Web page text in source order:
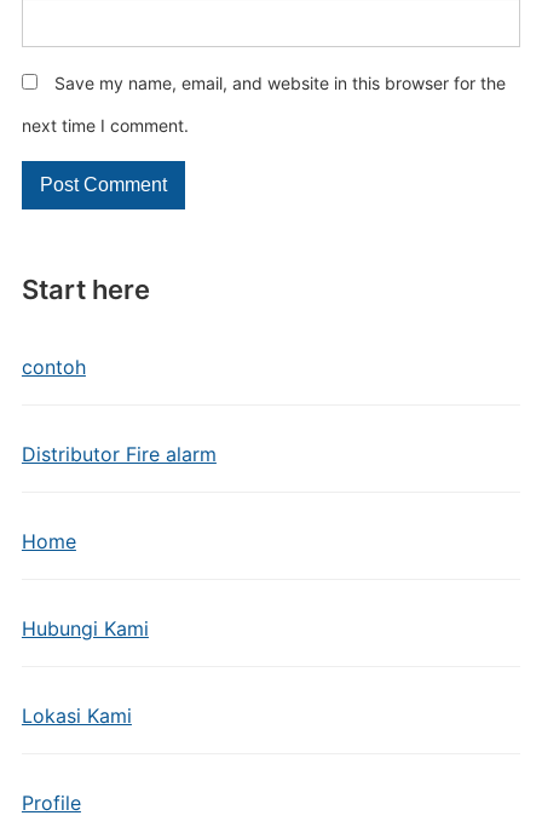
Start here
contoh
Distributor Fire alarm
Home
Hubungi Kami
Lokasi Kami
Profile
Save my name, email, and website in this browser for the
next time I comment.